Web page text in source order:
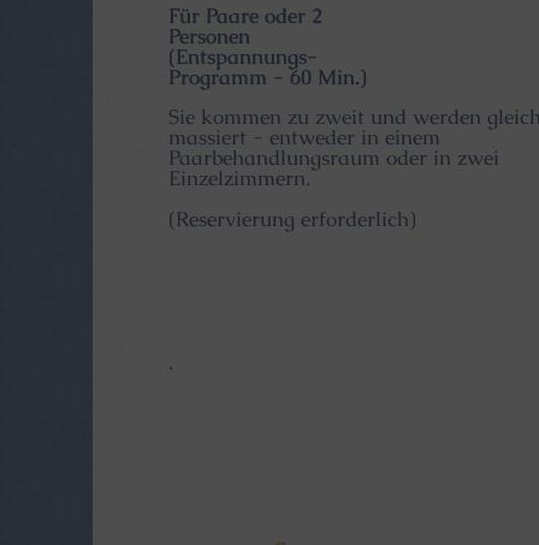
Für Paare oder 2
Personen
(Entspannungs-
Programm - 60 Min.)
Sie kommen zu zweit und werden
massiert - entweder in einem
Paarbehandlungsraum oder in zwei
Einzelzimmern.
(Reservierung erforderlich)
.